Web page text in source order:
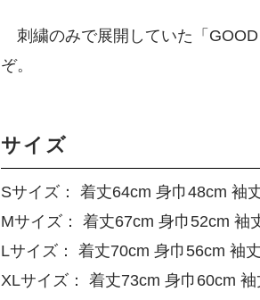
刺繍のみで展開していた「
ぞ。
サイズ
Sサイズ： 着丈64cm 身巾48cm 袖
Mサイズ： 着丈67cm 身巾52cm 袖
Lサイズ： 着丈70cm 身巾56cm 袖
XLサイズ： 着丈73cm 身巾60cm